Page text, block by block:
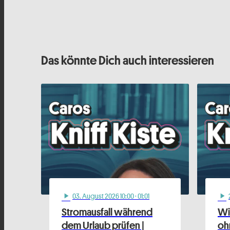
Das könnte Dich auch interessieren
play_arrow 03. August 2026 10:00· 01:01
Stromausfall während
dem Urlaub prüfen |
play_arrow